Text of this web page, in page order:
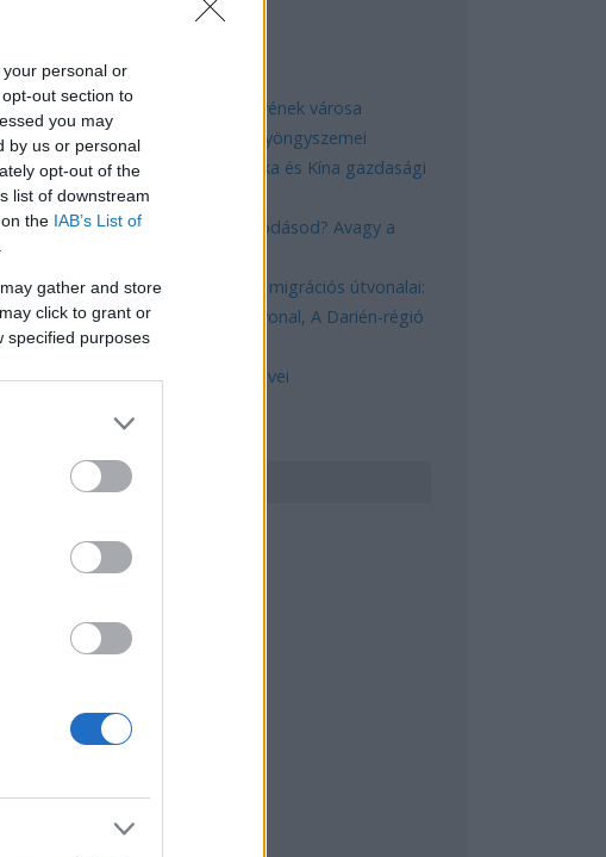
personal or
out section to
you may
by us or personal
opt-out of the
list of downstream
the IAB’s List of
gather and store
click to grant or
specified purposes
LEGNÉPSZERŰBB
Manaus: a dzsungel szívének városa
Magyarország rejtett gyöngyszemei
Az egygyermekes politika és Kína gazdasági
kihívásai
Mik alakítják a gondolkodásod? Avagy a
A világ legveszélyesebb migrációs útvonalai:
A Közép-Mediterrán útvonal, A Darién-régió
és az Indiai-óceáni út
A közlekedés mérföldkövei
KERESÉS